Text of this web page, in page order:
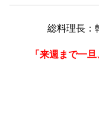
総料理長：
「来週まで一